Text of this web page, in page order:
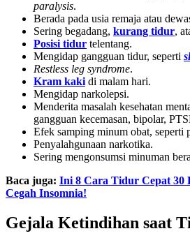
paralysis.
Berada pada usia remaja atau
Sering begadang, kurang tidur,
Posisi tidur telentang.
Mengidap gangguan tidur, seperti
Restless leg syndrome.
Kram kaki di malam hari.
Mengidap narkolepsi.
Menderita masalah kesehatan
gangguan kecemasan, bipolar,
Efek samping minum obat, seperti
Penyalahgunaan narkotika.
Sering mengonsumsi minuman
Baca juga: Ini 8 Cara Tidur Cepat 30
Cegah Insomnia!
Gejala Ketindihan saat